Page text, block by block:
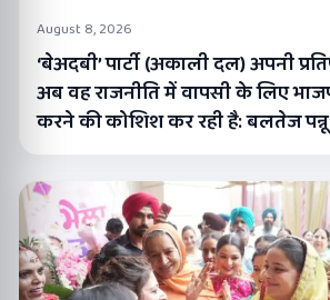
August 8, 2026
‘बेअदबी’ पार्टी (अकाली दल) अपनी
अब वह राजनीति में वापसी के लिए
करने की कोशिश कर रही है: बलतेज पन्नू